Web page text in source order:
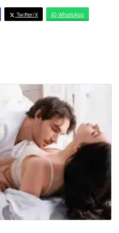
Twitter/X WhatsApp